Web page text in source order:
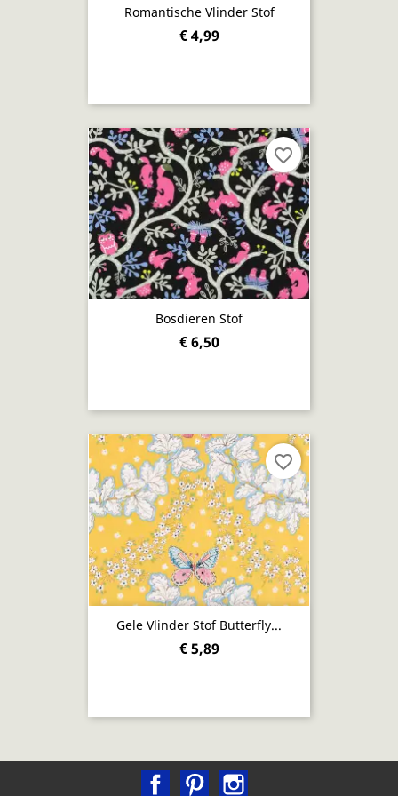
Romantische Vlinder Stof
€ 4,99
Bosdieren Stof
€ 6,50
favorite_border
Gele Vlinder Stof Butterfly...
€ 5,89
favorite_border
FacebookPinterest